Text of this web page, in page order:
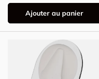
Ajouter au panier